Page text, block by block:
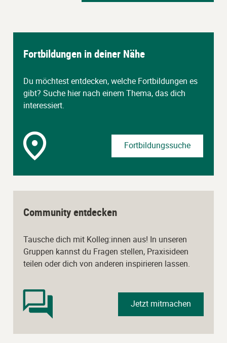
Fortbildungen in deiner Nähe
Du möchtest entdecken, welche Fortbildungen es
gibt? Suche hier nach einem Thema, das dich
interessiert.
Fortbildungssuche
Community entdecken
Tausche dich mit Kolleg:innen aus! In unseren
Gruppen kannst du Fragen stellen, Praxisideen
teilen oder dich von anderen inspirieren lassen.
Jetzt mitmachen